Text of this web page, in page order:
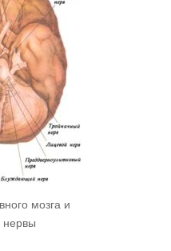
мозга и
нервы